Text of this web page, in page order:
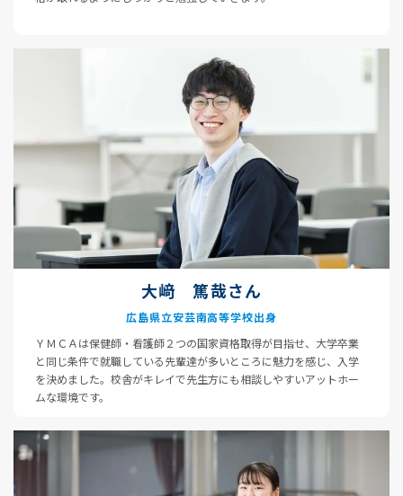
大﨑 篤哉さん
広島県立安芸南高等学校出身
ＹＭＣＡは保健師・看護師２つの国家資格取得が目指せ、大学卒業
と同じ条件で就職している先輩達が多いところに魅力を感じ、入学
を決めました。校舎がキレイで先生方にも相談しやすいアットホー
ムな環境です。